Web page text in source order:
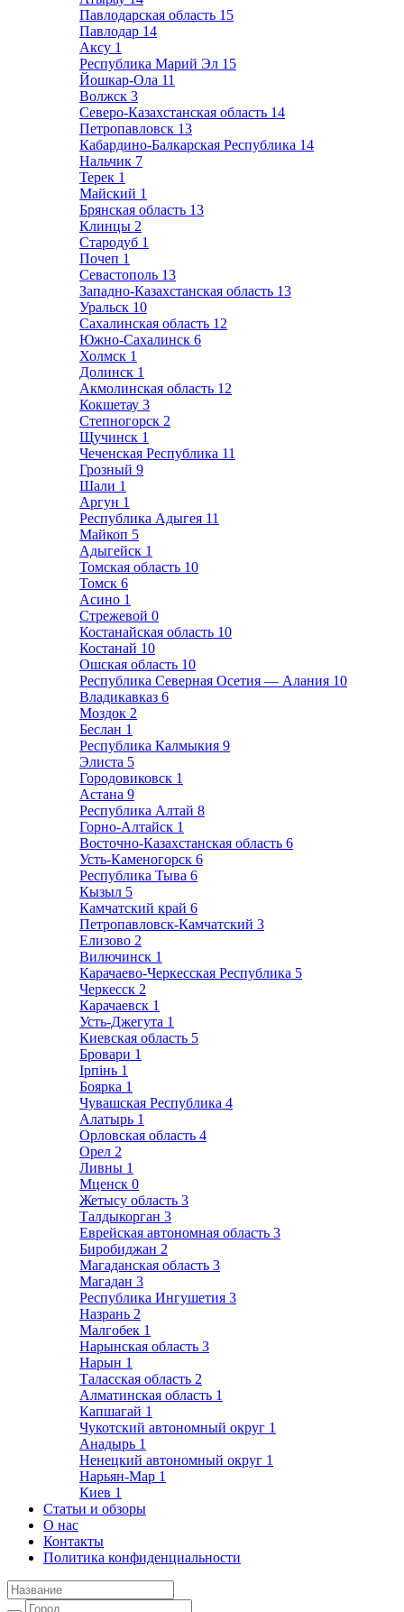
Павлодарская область 15
Павлодар 14
Аксу 1
Республика Марий Эл 15
Йошкар-Ола 11
Волжск 3
Северо-Казахстанская область 14
Петропавловск 13
Кабардино-Балкарская Республика 14
Нальчик 7
Терек 1
Майский 1
Брянская область 13
Клинцы 2
Стародуб 1
Почеп 1
Севастополь 13
Западно-Казахстанская область 13
Уральск 10
Сахалинская область 12
Южно-Сахалинск 6
Холмск 1
Долинск 1
Акмолинская область 12
Кокшетау 3
Степногорск 2
Щучинск 1
Чеченская Республика 11
Грозный 9
Шали 1
Аргун 1
Республика Адыгея 11
Майкоп 5
Адыгейск 1
Томская область 10
Томск 6
Асино 1
Стрежевой 0
Костанайская область 10
Костанай 10
Ошская область 10
Республика Северная Осетия — Алания 10
Владикавказ 6
Моздок 2
Беслан 1
Республика Калмыкия 9
Элиста 5
Городовиковск 1
Астана 9
Республика Алтай 8
Горно-Алтайск 1
Восточно-Казахстанская область 6
Усть-Каменогорск 6
Республика Тыва 6
Кызыл 5
Камчатский край 6
Петропавловск-Камчатский 3
Елизово 2
Вилючинск 1
Карачаево-Черкесская Республика 5
Черкесск 2
Карачаевск 1
Усть-Джегута 1
Киевская область 5
Бровари 1
Ірпінь 1
Боярка 1
Чувашская Республика 4
Алатырь 1
Орловская область 4
Орел 2
Ливны 1
Мценск 0
Жетысу область 3
Талдыкорган 3
Еврейская автономная область 3
Биробиджан 2
Магаданская область 3
Магадан 3
Республика Ингушетия 3
Назрань 2
Малгобек 1
Нарынская область 3
Нарын 1
Таласская область 2
Алматинская область 1
Капшагай 1
Чукотский автономный округ 1
Анадырь 1
Ненецкий автономный округ 1
Нарьян-Мар 1
Киев 1
Статьи и обзоры
О нас
Контакты
Политика конфиденциальности